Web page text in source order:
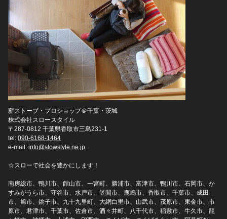
薪ストーブ・プロショップ＠千葉・茨城
株式会社スロースタイル
〒287-0812 千葉県香取市三島231-1
tel:090-6168-1464
e-mail:info@slowstyle.ne.jp
☆スローで社会を豊かにします！
南房総市、鴨川市、館山市、一宮町、勝浦市、富津市、鴨川市、石岡市、か
すみがうら市、守谷市、水戸市、笠間市、鹿嶋市、香取市、千葉市、成田
市、旭市、銚子市、九十九里町、大網白里市、山武市、茂原市、東金市、市
原市、君津市、千葉市、佐倉市、酒々井町、八千代市、稲敷市、牛久市、龍